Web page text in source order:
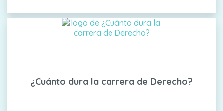
¿Cuánto dura la carrera de Derecho?